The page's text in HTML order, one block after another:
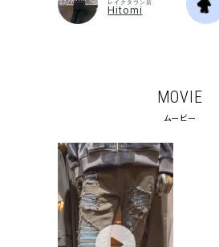
カテゴリ
サイズ
レイクタウン店
Hitomi
MOVIE
ムービー